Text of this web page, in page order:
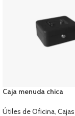
Caja menuda chica
Útiles de Oficina,